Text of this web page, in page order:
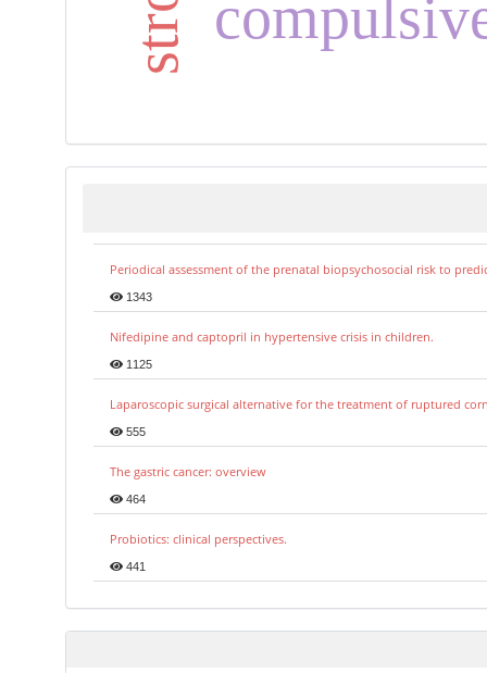
Periodical assessment of the prenatal biopsychosocial risk to
1343
Nifedipine and captopril in hypertensive crisis in children.
1125
Laparoscopic surgical alternative for the treatment of ruptured
555
The gastric cancer: overview
464
Probiotics: clinical perspectives.
441